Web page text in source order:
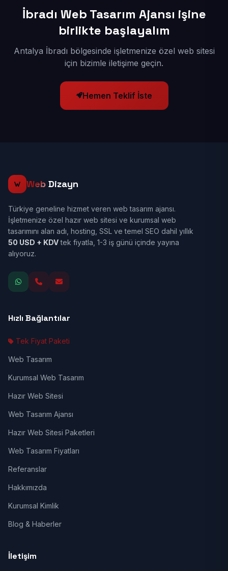
İbradı Web Tasarım Ajansı işine
birlikte başlayalım
Antalya İbradı bölgesinde işletmenize özel web sitesi
için bizimle iletişime geçin.
Hemen Teklif İste
Web Dizayn
Türkiye geneline hizmet veren web tasarım ajansı.
İşletmenize özel hazır web sitesi ve kurumsal web
tasarımını alan adı, hosting, SSL ve temel SEO dahil yıllık
50 USD + KDVtek fiyatla, 1-3 iş günü içinde yayına
alıyoruz.
Hızlı Bağlantılar
Tek Fiyat Paketi
Web Tasarım
Kurumsal Web Tasarım
Hazır Web Sitesi
Web Tasarım Ajansı
Hazır Web Sitesi Paketleri
Web Tasarım Fiyatları
Referanslar
Hakkımızda
Kurumsal Kimlik
Blog & Haberler
İletişim